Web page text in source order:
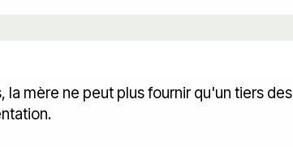
la mère ne peut plus fournir qu'un tiers des